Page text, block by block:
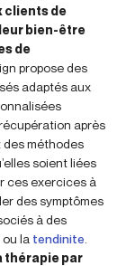
clients de
bien-être
de
propose des
adaptés aux
après
méthodes
soient liées
ces exercices à
des symptômes
à des
la tendinite
thérapie par